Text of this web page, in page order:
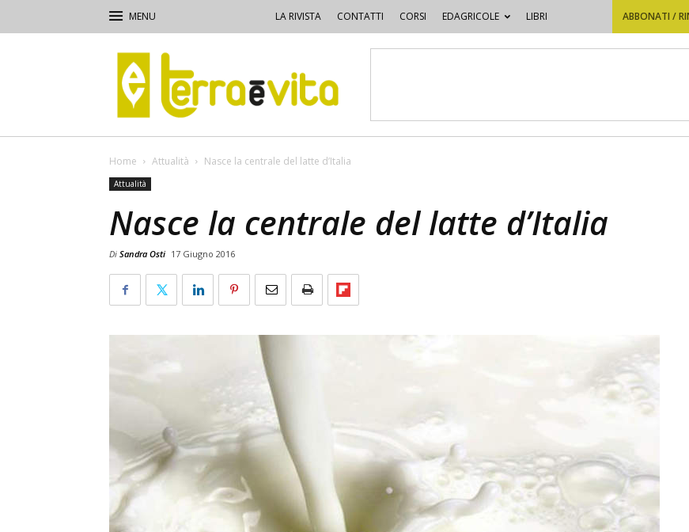
LA RIVISTA CONTATTI CORSI EDAGRICOLE LIBRI ABBONATI /
Terra
e
Vita
Home Attualità Nasce la centrale del latte d’Italia
Attualità
Nasce la centrale del latte d’Italia
Di Sandra Osti 17 Giugno 2016